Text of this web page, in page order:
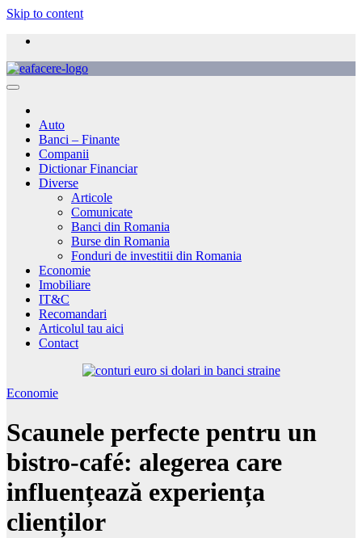
Skip to content
Auto
Banci – Finante
Companii
Dictionar Financiar
Diverse
Articole
Comunicate
Banci din Romania
Burse din Romania
Fonduri de investitii din Romania
Economie
Imobiliare
IT&C
Recomandari
Articolul tau aici
Contact
Economie
Scaunele perfecte pentru un
bistro-café: alegerea care
influențează experiența
clienților